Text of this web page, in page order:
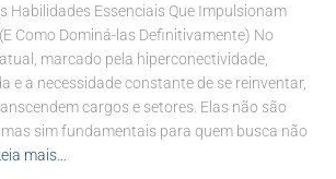
Habilidades Essenciais Que Impulsionam
Como Dominá-las Definitivamente) No
marcado pela hiperconectividade,
e a necessidade constante de se reinventar,
cargos e setores. Elas não são
mas sim fundamentais para quem busca não
mais…